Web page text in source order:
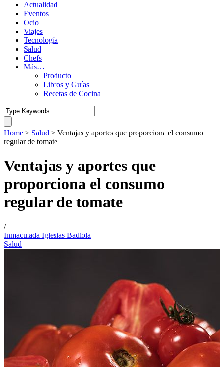
Actualidad
Eventos
Ocio
Viajes
Tecnología
Salud
Chefs
Más…
Producto
Libros y Guías
Recetas de Cocina
Home > Salud > Ventajas y aportes que proporciona el consumo
regular de tomate
Ventajas y aportes que
proporciona el consumo
regular de tomate
/
Inmaculada Iglesias Badiola
Salud